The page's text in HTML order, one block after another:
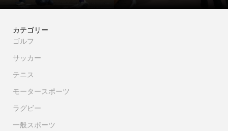
カテゴリー
ゴルフ
サッカー
テニス
モータースポーツ
ラグビー
一般スポーツ